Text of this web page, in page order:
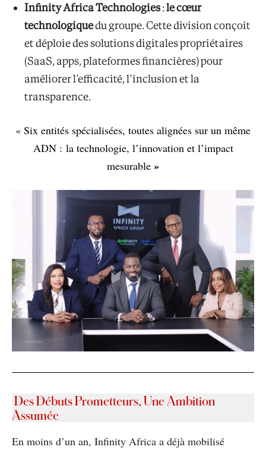
Infinity Africa Technologies:le cœur
technologiquedu groupe. Cette division conçoit
et déploie des solutions digitales propriétaires
(SaaS, apps, plateformes financières) pour
améliorer l’efficacité, l’inclusion et la
transparence.
« Six entités spécialisées, toutes alignées sur un même
ADN : la technologie, l’innovation et l’impact
mesurable »
Des Débuts Prometteurs, Une Ambition
Assumée
En moins d’un an, Infinity Africa a déjà mobilisé